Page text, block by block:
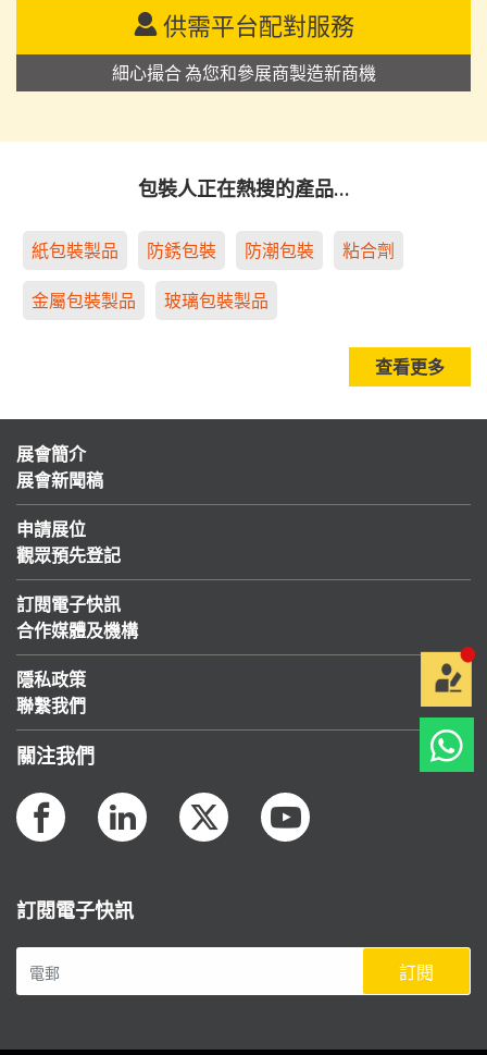
供需平台配對服務
細心撮合 為您和參展商製造新商機
包裝人正在熱搜的產品…
紙包裝製品 防銹包裝 防潮包裝 粘合劑
金屬包裝製品 玻璃包裝製品
查看更多
展會簡介
展會新聞稿
申請展位
觀眾預先登記
訂閱電子快訊
合作媒體及機構
隱私政策
聯繫我們
關注我們
訂閱電子快訊
訂閱